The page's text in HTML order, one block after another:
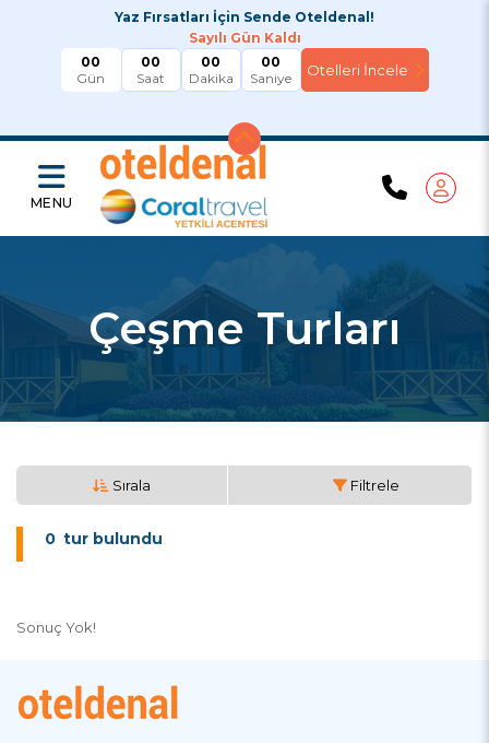
Yaz Fırsatları İçin Sende Oteldenal!
Sayılı Gün Kaldı
00
Gün
00
Saat
00
Dakika
00
Saniye
MENU
Çeşme Turları
Sırala Filtrele
0 tur bulundu
Sonuç Yok!